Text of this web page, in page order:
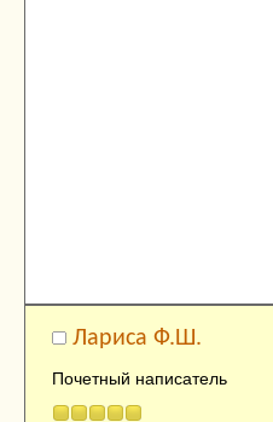
Лариса Ф.Ш.
Почетный написатель